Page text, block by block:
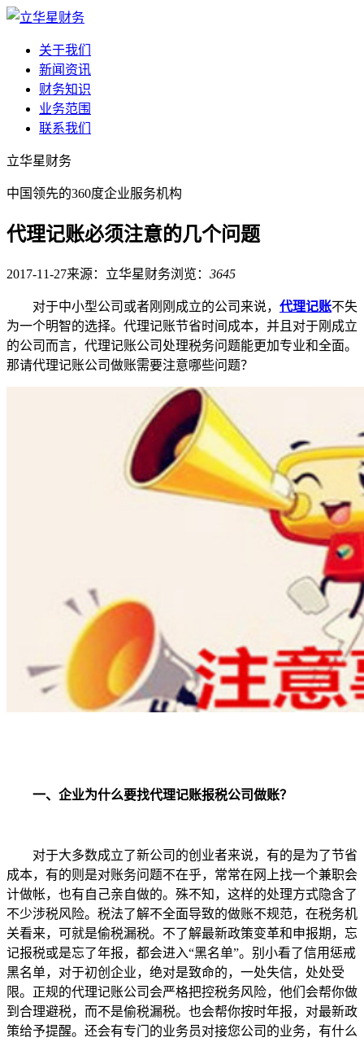
关于我们
新闻资讯
财务知识
业务范围
联系我们
立华星财务
中国领先的360度企业服务机构
代理记账必须注意的几个问题
2017-11-27来源：立华星财务浏览： 3645
对于中小型公司或者刚刚成立的公司来说， 代理记账不失
为一个明智的选择。代理记账节省时间成本，并且对于刚成立
的公司而言，代理记账公司处理税务问题能更加专业和全面。
那请代理记账公司做账需要注意哪些问题？
一、企业为什么要找代理记账报税公司做账？
对于大多数成立了新公司的创业者来说，有的是为了节省
成本，有的则是对账务问题不在乎，常常在网上找一个兼职会
计做帐，也有自己亲自做的。殊不知，这样的处理方式隐含了
不少涉税风险。税法了解不全面导致的做账不规范，在税务机
关看来，可就是偷税漏税。不了解最新政策变革和申报期，忘
记报税或是忘了年报，都会进入“黑名单”。别小看了信用惩戒
黑名单，对于初创企业，绝对是致命的，一处失信，处处受
限。正规的代理记账公司会严格把控税务风险，他们会帮你做
到合理避税，而不是偷税漏税。也会帮你按时年报，对最新政
策给予提醒。还会有专门的业务员对接您公司的业务，有什么